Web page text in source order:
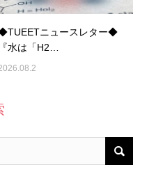
ニュースレター◆
『水は「H2…